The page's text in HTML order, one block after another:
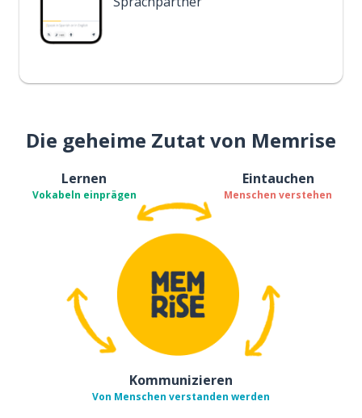
Die geheime Zutat von Memrise
Lernen
Vokabeln einprägen
Eintauchen
Menschen verstehen
Kommunizieren
Von Menschen verstanden werden